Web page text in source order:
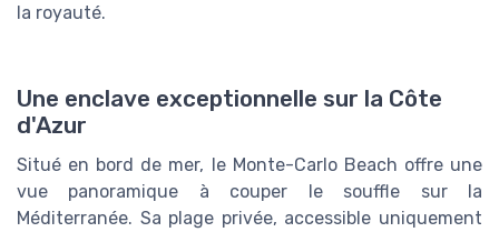
la royauté.
Une enclave exceptionnelle sur la Côte
d'Azur
Situé en bord de mer, le Monte-Carlo Beach offre une
vue panoramique à couper le souffle sur la
Méditerranée. Sa plage privée, accessible uniquement